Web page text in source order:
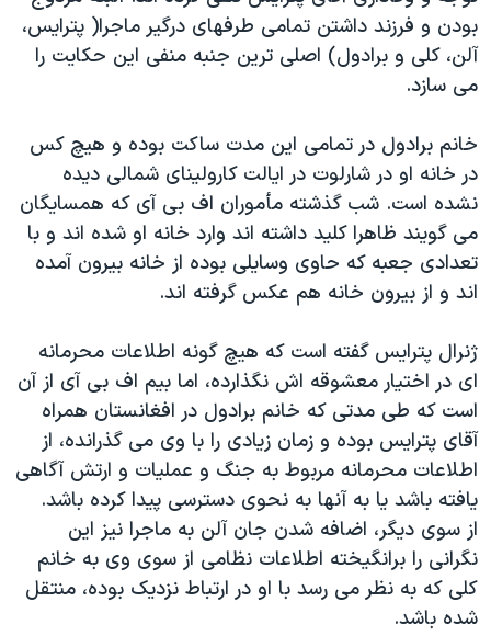
بودن و فرزند داشتن تمامی طرفهای درگیر ماجرا( پترایس،‌
آلن، کلی و برادول) اصلی ترین جنبه منفی این حکایت را
می سازد.
خانم برادول در تمامی این مدت ساکت بوده و هیچ کس
در خانه او در شارلوت در ایالت کارولینای شمالی دیده
نشده است. شب گذشته مأموران اف بی آی که همسایگان
می گویند ظاهرا کلید داشته اند وارد خانه او شده اند و با
تعدادی جعبه که حاوی وسایلی بوده از خانه بیرون آمده
اند و از بیرون خانه هم عکس گرفته اند.
ژنرال پترایس گفته است که هیچ گونه اطلاعات محرمانه
ای در اختیار معشوقه اش نگذارده، اما بیم اف بی آی از آن
است که طی مدتی که خانم برادول در افغانستان همراه
آقای پترایس بوده و زمان زیادی را با وی می گذرانده، از
اطلاعات محرمانه مربوط به جنگ و عملیات و ارتش آگاهی
یافته باشد یا به آنها به نحوی دسترسی پیدا کرده باشد.
از سوی دیگر، اضافه شدن جان آلن به ماجرا نیز این
نگرانی را برانگیخته اطلاعات نظامی از سوی وی به خانم
کلی که به نظر می رسد با او در ارتباط نزدیک بوده، منتقل
شده باشد.